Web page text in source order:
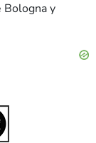
Bologna y